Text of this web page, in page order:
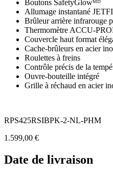
Boutons SafetyGlowᴹᴰ
Allumage instantané
Brûleur arrière infrarouge
Thermomètre ACCU-
Couvercle haut format
Cache-brûleurs en acier
Roulettes à freins
Contrôle précis de la
Ouvre-bouteille intégré
Grille à réchaud en acier
RPS425RSIBPK-2-NL-PHM
1.599,00 €
Date de livraison